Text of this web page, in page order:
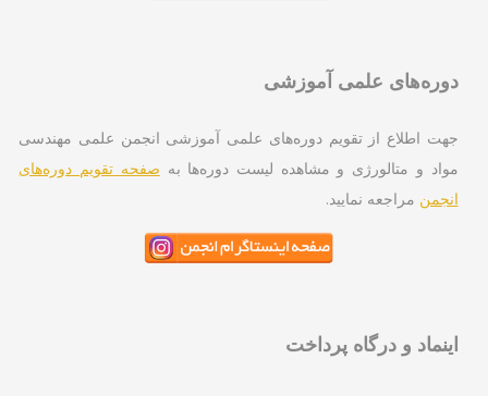
علمی آموزشی
اطلاع از تقویم دوره‌های علمی آموزشی انجمن علمی مهندسی
و متالورژی و مشاهده لیست دوره‌ها بهصفحه تقویم دوره‌های
مراجعه نمایید.
و درگاه پرداخت